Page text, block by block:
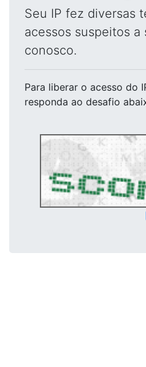
Seu IP fez diversas
acessos suspeitos a
conosco.
Para liberar o acesso do
responda ao desafio